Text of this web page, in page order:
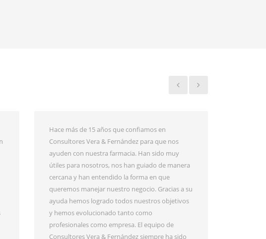
Valoro muy positivamente el trabajo realizado
por Consultores Vera & Fernández, SLP para mi
empresa desde hace 20 años, adaptándose a las
necesidades reales de mi negocio y ofreciendo
alternativas para una mayor productividad. El
trato es directo, sencillo y educado, por lo que
tengo una gran confianza en su experiencia y
profesionalidad para mi negocio. ¿ Si
recomendaría a Consultores Vera & Fernández,
SLP? En un 100%».